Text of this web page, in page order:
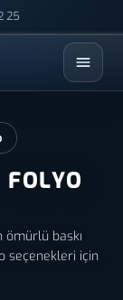
25
ESC
ömürlü baskı
seçenekleri için